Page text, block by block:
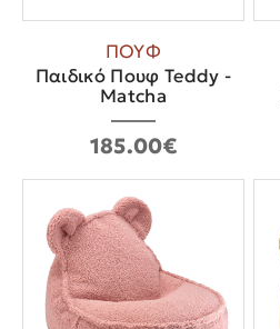
ΠΟΥΦ
Παιδικό Πουφ Teddy -
Matcha
185.00€